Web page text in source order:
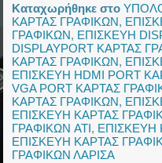
Καταχωρήθηκε στο
ΚΑΡΤΑΣ ΓΡΑΦΙΚΩΝ,
ΓΡΑΦΙΚΩΝ, ΕΠΙΣΚΕΥΗ
DISPLAYPORT ΚΑΡΤΑΣ
ΚΑΡΤΑΣ ΓΡΑΦΙΚΩΝ,
ΕΠΙΣΚΕΥΗ HDMI PORT
VGA PORT ΚΑΡΤΑΣ
ΚΑΡΤΑΣ ΓΡΑΦΙΚΩΝ,
ΕΠΙΣΚΕΥΗ ΚΑΡΤΑΣ
ΓΡΑΦΙΚΩΝ ATI, ΕΠΙΣΚΕΥΗ
ΕΠΙΣΚΕΥΗ ΚΑΡΤΑΣ
ΓΡΑΦΙΚΩΝ ΛΑΡΙΣΑ